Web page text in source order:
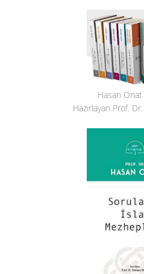
Hasan Onat
Hazırlayan Prof.